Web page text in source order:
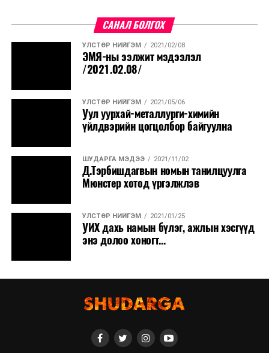
САНАЛ БОЛГОХ
УЛСТӨР НИЙГЭМ 2021/02/08
ЭМЯ-ны ээлжит мэдээлэл
/2021.02.08/
УЛСТӨР НИЙГЭМ 2021/05/06
Уул уурхай-металлурги-химийн
үйлдвэрийн цогцолбор байгуулна
ШУДАРГА МЭДЭЭ 2021/11/02
Д.Тэрбишдагвын номын танилцуулга
Мюнстер хотод үргэлжлэв
УЛСТӨР НИЙГЭМ 2021/01/25
УИХ дахь намын бүлэг, ажлын хэсгүүд
энэ долоо хоногт...